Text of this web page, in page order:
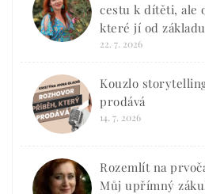
cestu k dítěti, ale
které jí od
22. 7. 2026
Kouzlo
prodává
14. 7. 2026
Rozemlít na
Můj upřímný